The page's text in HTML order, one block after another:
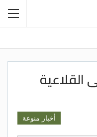
أخبار منوعة